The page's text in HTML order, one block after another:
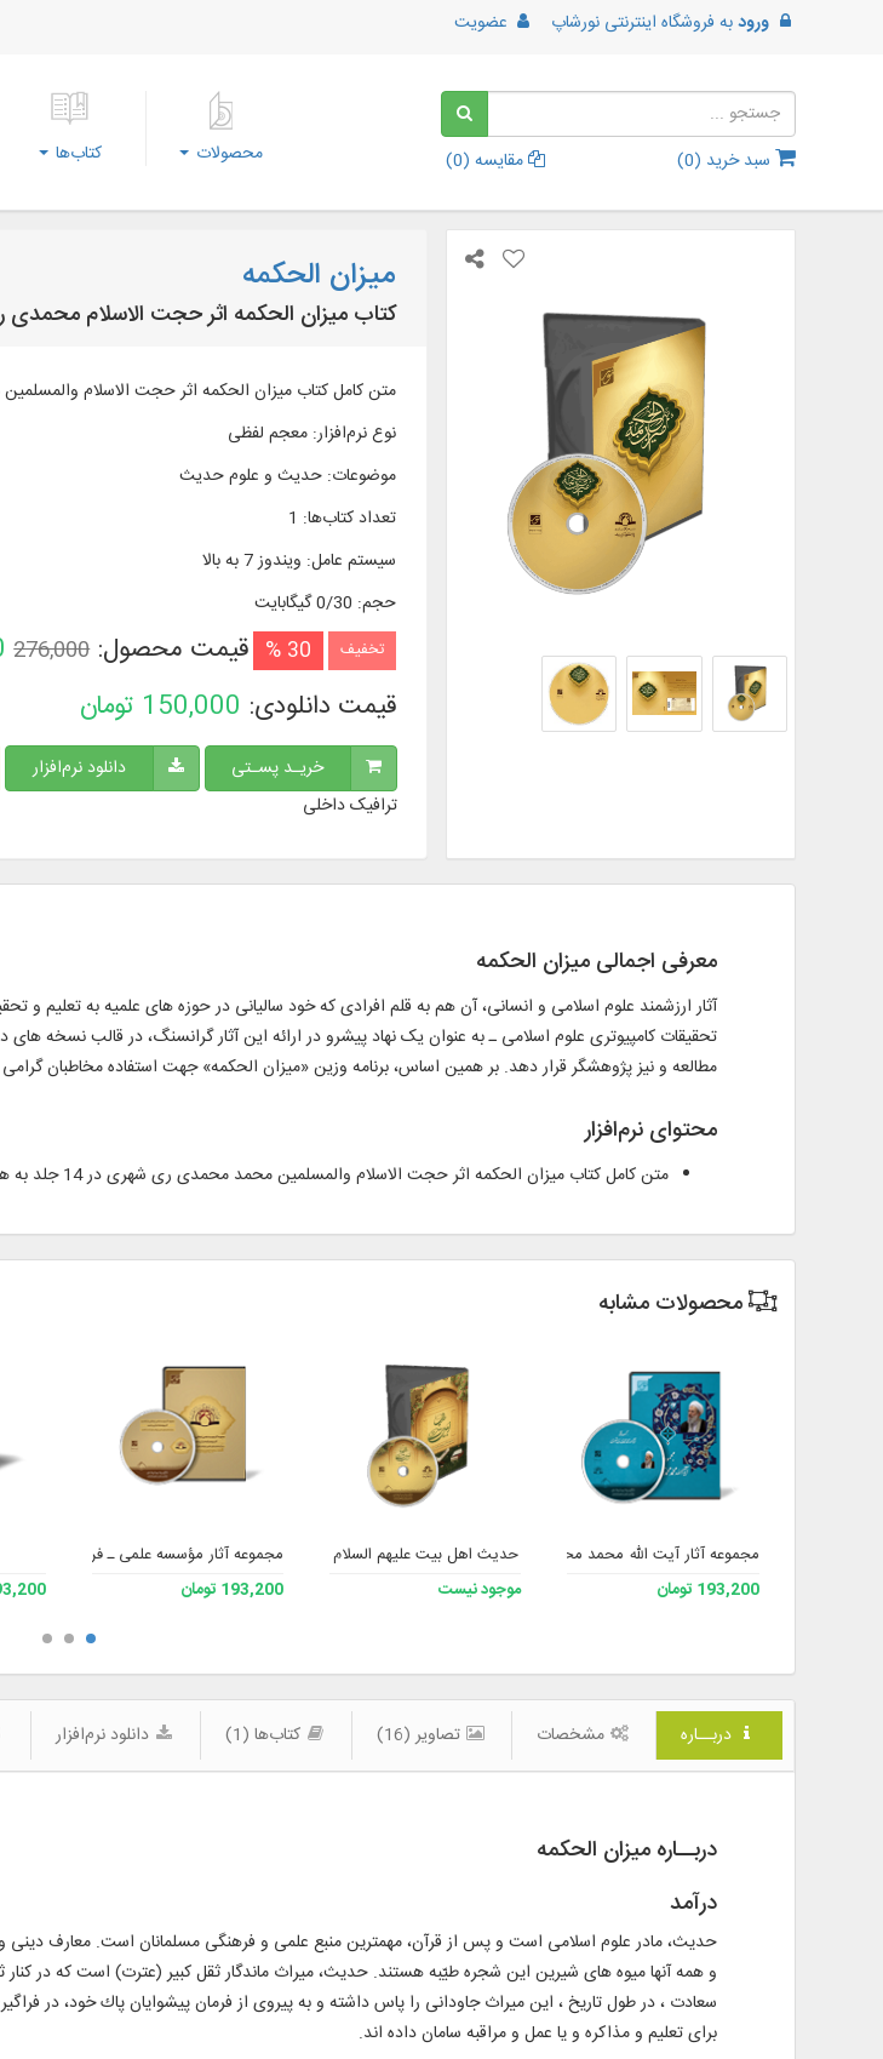
ورودبه فروشگاه اینترنتی نورشاپ عضویت
سبد خرید (0
) مقایسه (0
) محصولات کتاب‌ها
میزان الحکمه
کتاب میزان الحکمه اثر حجت الاسلام محمدی ری ‌شهری در ۱۴ جلد به
متن کامل کتاب میزان الحکمه اثر حجت الاسلام والمسلمین محمد محمدی ری
نوع نرم‌افزار: معجم لفظی
موضوعات: حدیث و علوم حدیث
تعداد کتاب‌ها:
1
سیستم عامل: ویندوز 7 به بالا
حجم: 0/30 گیگابایت
تخفیف 30 % قیمت محصول:276,000
قیمت دانلودی: 150,000 تومان
خریـد پسـتی دانلود نرم‌افزار
ترافیک داخلی
معرفی اجمالی میزان الحکمه
آثار ارزشمند علوم اسلامی و انسانی، آن هم به قلم افرادی که خود سالیانی در حوزه های علمیه به تعلیم و
تحقیقات کامپیوتری علوم اسلامی ـ به عنوان یک نهاد پیشرو در ارائه این آثار گرانسنگ، در قالب نسخه های
مطالعه و نیز پژوهشگر قرار دهد. بر همین اساس، برنامه وزین «میزان الحکمه» جهت استفاده مخاطبان
محتوای نرم‌افزار
متن کامل کتاب میزان الحکمه اثر حجت الاسلام والمسلمین محمد محمدی ری ‌شهری در 14 جلد به همراه ترجمه فارسی
محصولات مشابه
مجموعه آثار آیت ‌الله محمد محمدی ری‌ شهری
193,200 تومان
حدیث اهل بیت علیهم السلام
موجود نیست
مجموعه آثار مؤسسه علمی ـ فرهنگی
193,200 تومان
193,200
دربــاره مشخصات تصاویر (16) کتاب‌ها (1) دانلود نرم‌افزار
دربــاره میزان الحکمه
درآمد
حديث، مادر علوم اسلامى است و پس از قرآن، مهمترين منبع علمی و فرهنگى مسلمانان است. معارف دينى و
و همه آنها ميوه هاى شيرين اين شجره طيّبه هستند. حديث، ميراث ماندگار ثقل كبير (عترت) است كه در كنار
سعادت ، در طول تاريخ ، اين ميراث جاودانى را پاس داشته و به پيروى از فرمان پيشوايان پاك خود، در
براى تعليم و مذاكره و يا عمل و مراقبه سامان داده اند.